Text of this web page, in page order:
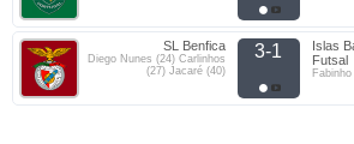
SL Benfica
Diego Nunes (24) Carlinhos
(27) Jacaré (40)
3-1
Islas
Futsal
Fabinho